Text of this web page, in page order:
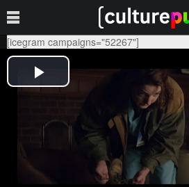
[icegram campaigns="52267"]